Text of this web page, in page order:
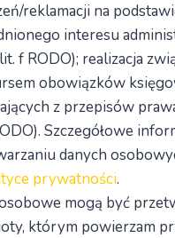
reklamacji na
interesu
f RODO); realizacja
obowiązków
z przepisów
Szczegółowe
danych
prywatności.
mogą być
którym powierzam